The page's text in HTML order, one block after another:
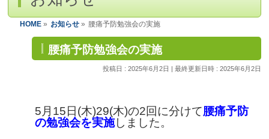
HOME » お知らせ » 腰痛予防勉強会の実施
腰痛予防勉強会の実施
投稿日 : 2025年6月2日 最終更新日時 : 2025年6月2日
5月15日(木)29(木)の2回に分けて腰痛予防
の勉強会を実施しました。